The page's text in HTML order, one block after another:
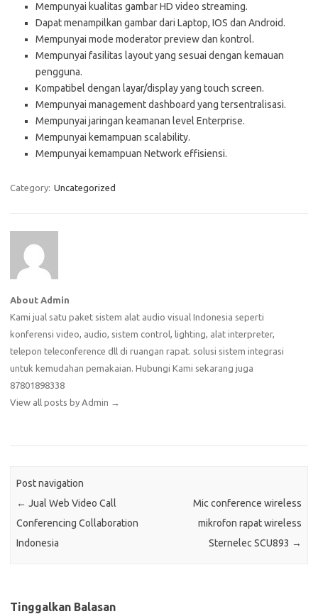
Mempunyai kualitas gambar HD video streaming.
Dapat menampilkan gambar dari Laptop, IOS dan Android.
Mempunyai mode moderator preview dan kontrol.
Mempunyai fasilitas layout yang sesuai dengan kemauan
pengguna.
Kompatibel dengan layar/display yang touch screen.
Mempunyai management dashboard yang tersentralisasi.
Mempunyai jaringan keamanan level Enterprise.
Mempunyai kemampuan scalability.
Mempunyai kemampuan Network effisiensi.
Category: Uncategorized
About Admin
Kami jual satu paket sistem alat audio visual Indonesia seperti
konferensi video, audio, sistem control, lighting, alat interpreter,
telepon teleconference dll di ruangan rapat. solusi sistem integrasi
untuk kemudahan pemakaian. Hubungi Kami sekarang juga
87801898338
View all posts by Admin →
Post navigation
← Jual Web Video Call
Conferencing Collaboration
Indonesia
Mic conference wireless
mikrofon rapat wireless
Sternelec SCU893 →
Tinggalkan Balasan